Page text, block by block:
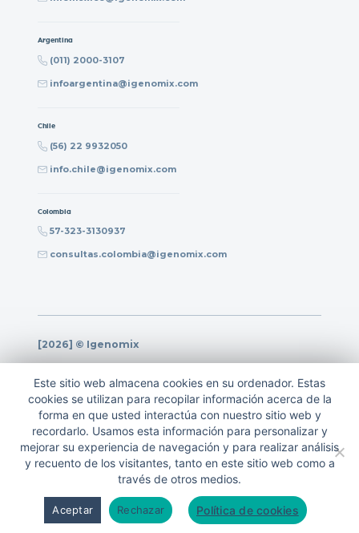
Argentina
(011) 2000-3107
infoargentina@igenomix.com
Chile
(56) 22 9932050
info.chile@igenomix.com
Colombia
57-323-3130937
consultas.colombia@igenomix.com
[2026] © Igenomix
Política de calidad
Nota legal
Política de cookies
Este sitio web almacena cookies en su ordenador. Estas
cookies se utilizan para recopilar información acerca de la
forma en que usted interactúa con nuestro sitio web y
recordarlo. Usamos esta información para personalizar y
mejorar su experiencia de navegación y para realizar análisis
y recuento de los visitantes, tanto en este sitio web como a
través de otros medios.
Aceptar Rechazar Política de cookies